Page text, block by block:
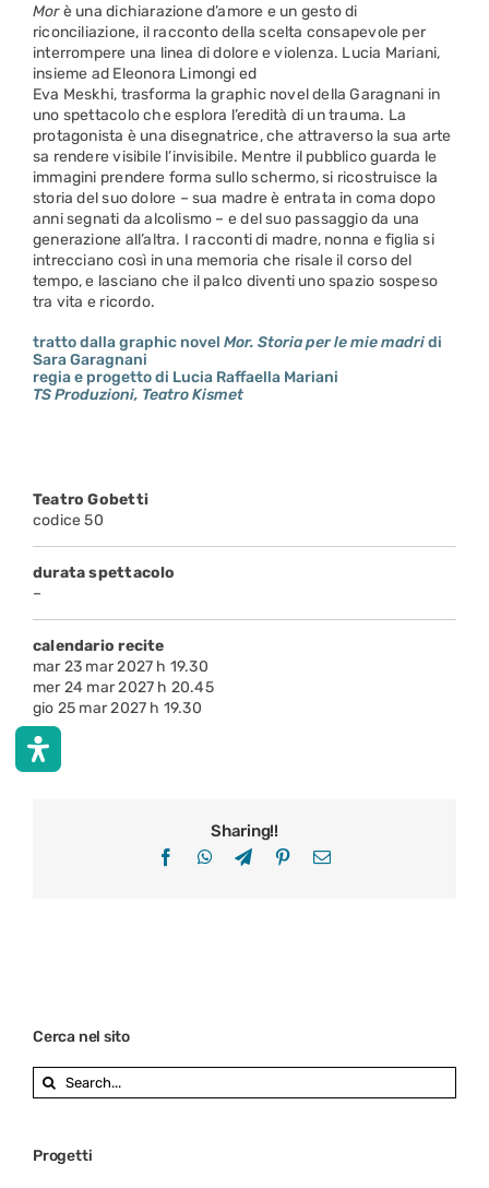
Morè una dichiarazione d’amore e un gesto di
riconciliazione, il racconto della scelta consapevole per
interrompere una linea di dolore e violenza. Lucia Mariani,
insieme ad Eleonora Limongi ed
Eva Meskhi, trasforma la graphic novel della Garagnani in
uno spettacolo che esplora l’eredità di un trauma. La
protagonista è una disegnatrice, che attraverso la sua arte
sa rendere visibile l’invisibile. Mentre il pubblico guarda le
immagini prendere forma sullo schermo, si ricostruisce la
storia del suo dolore – sua madre è entrata in coma dopo
anni segnati da alcolismo – e del suo passaggio da una
generazione all’altra. I racconti di madre, nonna e figlia si
intrecciano così in una memoria che risale il corso del
tempo, e lasciano che il palco diventi uno spazio sospeso
tra vita e ricordo.
tratto dalla graphic novel Mor. Storia per le mie madridi
Sara Garagnani
regia e progetto di Lucia Raffaella Mariani
TS Produzioni, Teatro Kismet
Teatro Gobetti
codice 50
durata spettacolo
–
calendario recite
mar 23 mar 2027 h 19.30
mer 24 mar 2027 h 20.45
gio 25 mar 2027 h 19.30
Sharing!!
FacebookWhatsApp
TelegramPinterestEmail
Cerca nel sito
Search
for:
Progetti